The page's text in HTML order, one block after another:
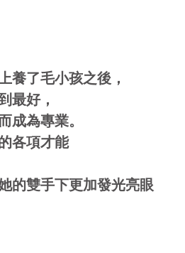
養了毛小孩之後，
最好，
成為專業。
各項才能
的雙手下更加發光亮眼